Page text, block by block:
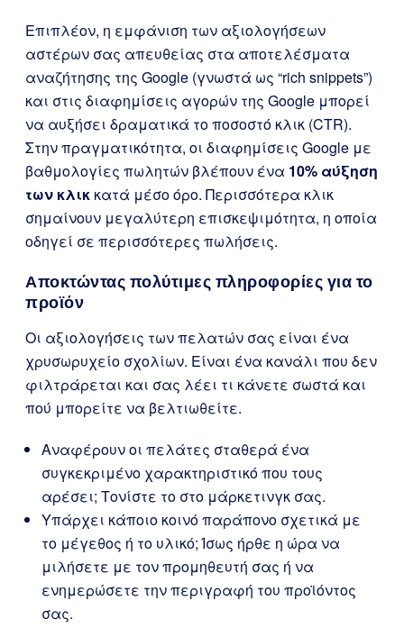
Επιπλέον, η εμφάνιση των αξιολογήσεων
αστέρων σας απευθείας στα αποτελέσματα
αναζήτησης της Google (γνωστά ως “rich snippets”)
και στις διαφημίσεις αγορών της Google μπορεί
να αυξήσει δραματικά το ποσοστό κλικ (CTR).
Στην πραγματικότητα, οι διαφημίσεις Google με
βαθμολογίες πωλητών βλέπουν ένα 10% αύξηση
των κλικ κατά μέσο όρο. Περισσότερα κλικ
σημαίνουν μεγαλύτερη επισκεψιμότητα, η οποία
οδηγεί σε περισσότερες πωλήσεις.
Αποκτώντας πολύτιμες πληροφορίες για το
προϊόν
Οι αξιολογήσεις των πελατών σας είναι ένα
χρυσωρυχείο σχολίων. Είναι ένα κανάλι που δεν
φιλτράρεται και σας λέει τι κάνετε σωστά και
πού μπορείτε να βελτιωθείτε.
Αναφέρουν οι πελάτες σταθερά ένα
συγκεκριμένο χαρακτηριστικό που τους
αρέσει; Τονίστε το στο μάρκετινγκ σας.
Υπάρχει κάποιο κοινό παράπονο σχετικά με
το μέγεθος ή το υλικό; Ίσως ήρθε η ώρα να
μιλήσετε με τον προμηθευτή σας ή να
ενημερώσετε την περιγραφή του προϊόντος
σας.